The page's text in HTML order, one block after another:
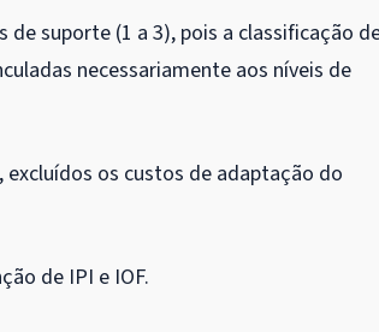
suporte (1 a 3), pois a classificação
necessariamente aos níveis de
excluídos os custos de adaptação do
de IPI e IOF.